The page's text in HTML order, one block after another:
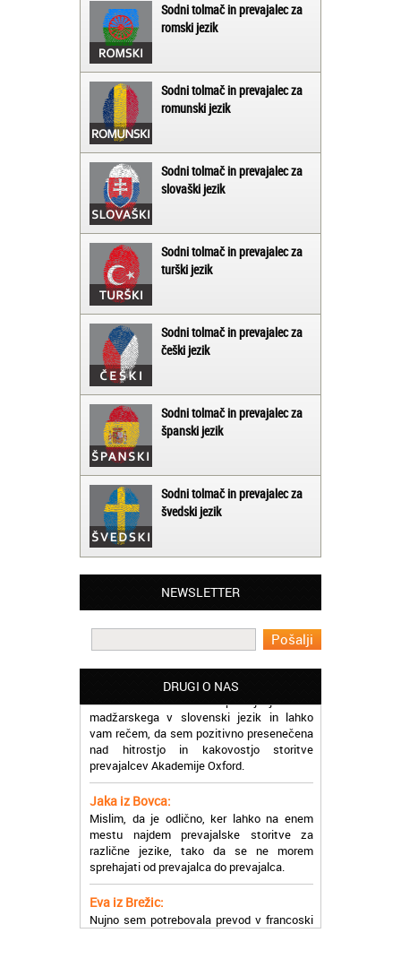
Sodni tolmač in prevajalec za
romski jezik
Sodni tolmač in prevajalec za
romunski jezik
Sodni tolmač in prevajalec za
slovaški jezik
Sodni tolmač in prevajalec za
turški jezik
Sodni tolmač in prevajalec za
češki jezik
Sodni tolmač in prevajalec za
španski jezik
Sodni tolmač in prevajalec za
švedski jezik
NEWSLETTER
DRUGI O NAS
Matjaž iz Ajdovščine:
Oxford, ker so resnično profesionalni in
prevajalske storitve opravljajo hitro in
učinkoviti.
Martina iz Bleda:
Potrebovala sem prevajanje iz
vam rečem, da sem pozitivno presenečena
nad hitrostjo in kakovostjo storitve
prevajalcev Akademije Oxford.
Jaka iz Bovca:
Mislim, da je odlično, ker lahko na enem
mestu najdem prevajalske storitve za
različne jezike, tako da se ne morem
sprehajati od prevajalca do prevajalca.
Eva iz Brežic:
Nujno sem potrebovala prevod v francoski
jezik, na spletu sem našla Oxford, jih
poklicala in v roku nekaj ur sem po